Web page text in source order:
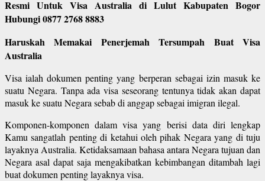
Resmi Untuk Visa Australia di Lulut Kabupaten Bogor
Hubungi 0877 2768 8883
Haruskah Memakai Penerjemah Tersumpah Buat Visa
Australia
Visa ialah dokumen penting yang berperan sebagai izin masuk ke
suatu Negara. Tanpa ada visa seseorang tentunya tidak akan dapat
masuk ke suatu Negara sebab di anggap sebagai imigran ilegal.
Komponen-komponen dalam visa yang berisi data diri lengkap
Kamu sangatlah penting di ketahui oleh pihak Negara yang di tuju
layaknya Australia. Ketidaksamaan bahasa antara Negara tujuan dan
Negara asal dapat saja mengakibatkan kebimbangan ditambah lagi
buat dokumen penting layaknya visa.